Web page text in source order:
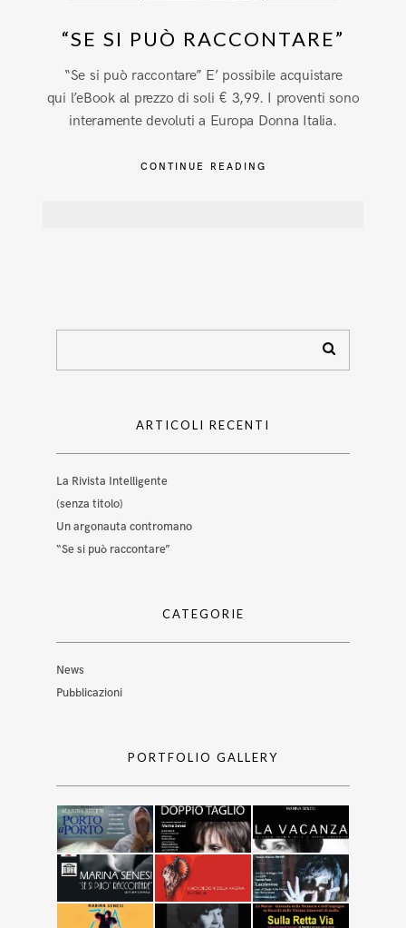
“SE SI PUÒ RACCONTARE”
“Se si può raccontare” E’ possibile acquistare
qui l’eBook al prezzo di soli € 3,99. I proventi sono
interamente devoluti a Europa Donna Italia.
CONTINUE READING
ARTICOLI RECENTI
La Rivista Intelligente
(senza titolo)
Un argonauta contromano
“Se si può raccontare”
CATEGORIE
News
Pubblicazioni
PORTFOLIO GALLERY